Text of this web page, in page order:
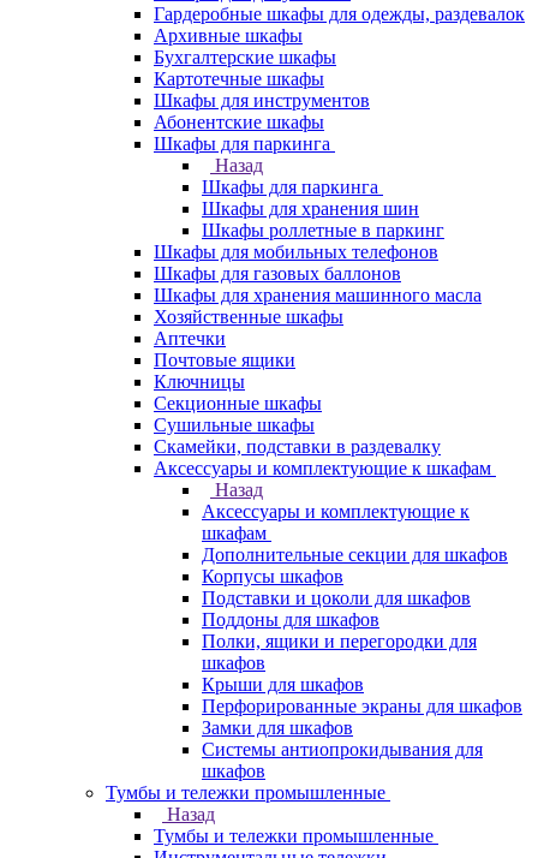
Гардеробные шкафы для одежды, раздевалок
Архивные шкафы
Бухгалтерские шкафы
Картотечные шкафы
Шкафы для инструментов
Абонентские шкафы
Шкафы для паркинга
Назад
Шкафы для паркинга
Шкафы для хранения шин
Шкафы роллетные в паркинг
Шкафы для мобильных телефонов
Шкафы для газовых баллонов
Шкафы для хранения машинного масла
Хозяйственные шкафы
Аптечки
Почтовые ящики
Ключницы
Секционные шкафы
Сушильные шкафы
Скамейки, подставки в раздевалку
Аксессуары и комплектующие к шкафам
Назад
Аксессуары и комплектующие к
шкафам
Дополнительные секции для шкафов
Корпусы шкафов
Подставки и цоколи для шкафов
Поддоны для шкафов
Полки, ящики и перегородки для
шкафов
Крыши для шкафов
Перфорированные экраны для шкафов
Замки для шкафов
Системы антиопрокидывания для
шкафов
Тумбы и тележки промышленные
Назад
Тумбы и тележки промышленные